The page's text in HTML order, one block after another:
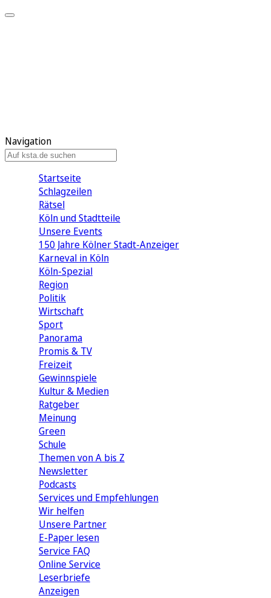
Navigation
Startseite
Schlagzeilen
Rätsel
Köln und Stadtteile
Unsere Events
150 Jahre Kölner Stadt-Anzeiger
Karneval in Köln
Köln-Spezial
Region
Politik
Wirtschaft
Sport
Panorama
Promis & TV
Freizeit
Gewinnspiele
Kultur & Medien
Ratgeber
Meinung
Green
Schule
Themen von A bis Z
Newsletter
Podcasts
Services und Empfehlungen
Wir helfen
Unsere Partner
E-Paper lesen
Service FAQ
Online Service
Leserbriefe
Anzeigen